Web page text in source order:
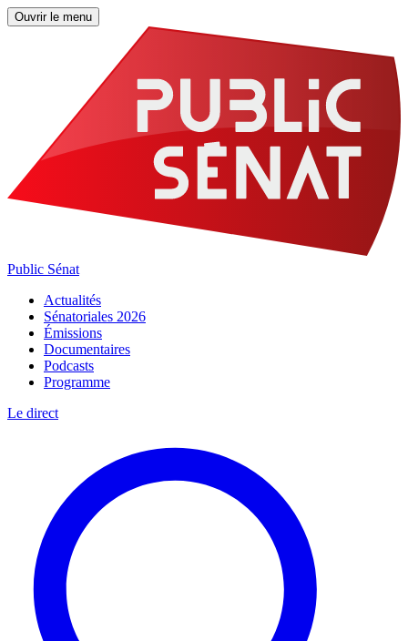
Ouvrir le menu
Public Sénat
Actualités
Sénatoriales 2026
Émissions
Documentaires
Podcasts
Programme
Le direct